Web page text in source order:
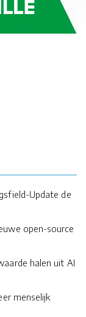
Update de
open-source
halen uit AI
menselijk